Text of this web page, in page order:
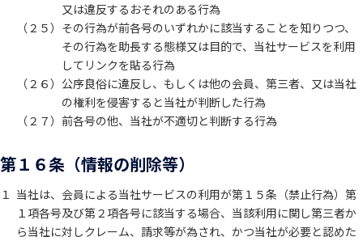
又は違反するおそれのある行為
（２５） その行為が前各号のいずれかに該当することを知りつつ、
その行為を助長する態様又は目的で、当社サービスを利用
してリンクを貼る行為
（２６） 公序良俗に違反し、もしくは他の会員、第三者、又は当社
の権利を侵害すると当社が判断した行為
（２７） 前各号の他、当社が不適切と判断する行為
第１６条（情報の削除等）
１ 当社は、会員による当社サービスの利用が第１５条（禁止行為）第
１項各号及び第２項各号に該当する場合、当該利用に関し第三者か
ら当社に対しクレーム、請求等が為され、かつ当社が必要と認めた